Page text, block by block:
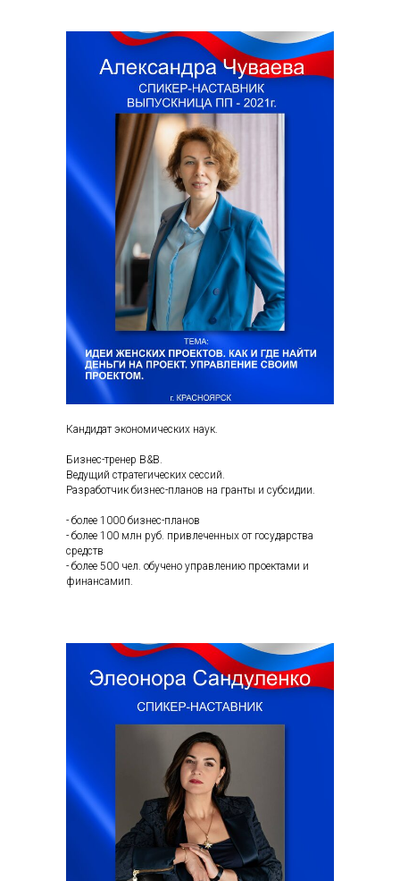
Кандидат экономических наук.
Бизнес-тренер B&B.
Ведущий стратегических сессий.
Разработчик бизнес-планов на гранты и субсидии.
- более 1000 бизнес-планов
- более 100 млн руб. привлеченных от государства
средств
- более 500 чел. обучено управлению проектами и
финансамип.